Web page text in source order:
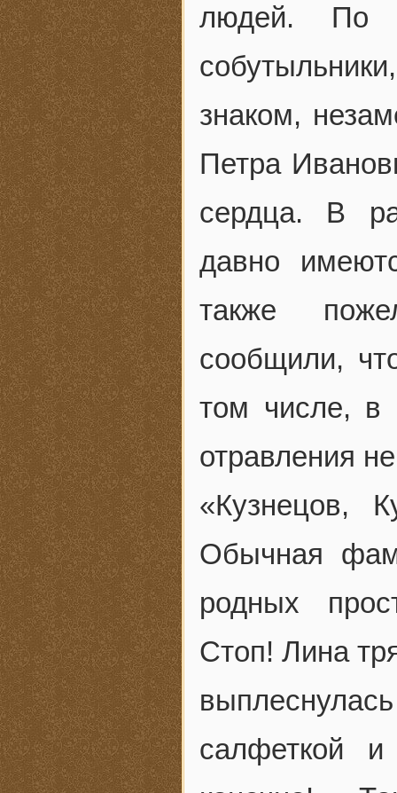
людей. По
знаком,
Петра
сердца. В
давно
также
сообщили,
том числе, в
отравления
«Кузнецов,
Обычная
родных
Стоп! Лина
салфеткой